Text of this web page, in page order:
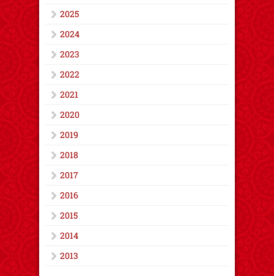
2025
2024
2023
2022
2021
2020
2019
2018
2017
2016
2015
2014
2013